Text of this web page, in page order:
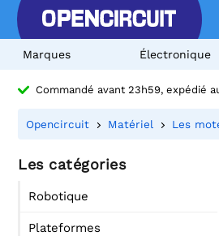
Marques Électronique
Commandé avant 23h59, expédié
Opencircuit Matériel Les
Les catégories
Robotique
Plateformes